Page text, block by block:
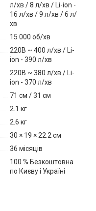
л/хв / 8 л/хв / Li-ion -
16 л/хв / 9 л/хв / 6 л/
хв
15 000 об/хв
220В ~ 400 л/хв / Li-
ion - 390 л/хв
220В ~ 380 л/хв / Li-
ion - 370 л/хв
71 см / 31 см
2.1 кг
2.6 кг
30 × 19 × 22.2 см
36 місяців
100 % Безкоштовна
по Києву і Україні